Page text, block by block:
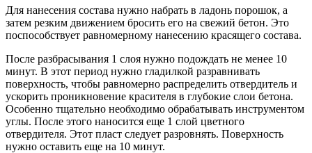
Для нанесения состава нужно набрать в ладонь порошок, а
затем резким движением бросить его на свежий бетон. Это
поспособствует равномерному нанесению красящего состава.
После разбрасывания 1 слоя нужно подождать не менее 10
минут. В этот период нужно гладилкой разравнивать
поверхность, чтобы равномерно распределить отвердитель и
ускорить проникновение красителя в глубокие слои бетона.
Особенно тщательно необходимо обрабатывать инструментом
углы. После этого наносится еще 1 слой цветного
отвердителя. Этот пласт следует разровнять. Поверхность
нужно оставить еще на 10 минут.